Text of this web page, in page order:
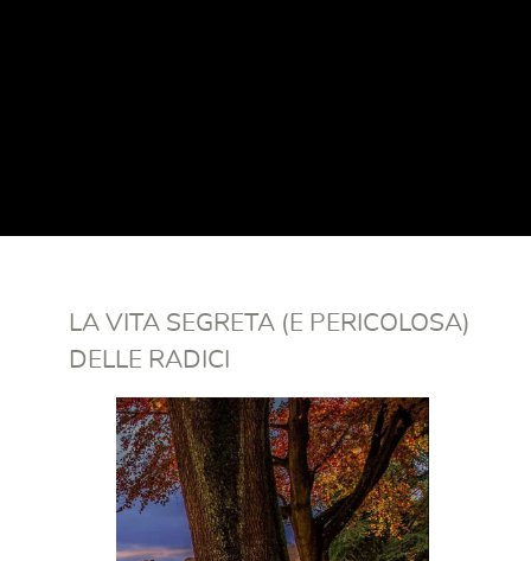
LA VITA SEGRETA (E PERICOLOSA)
DELLE RADICI